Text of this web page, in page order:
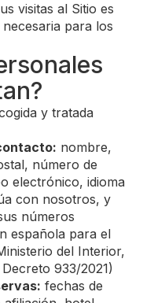
visitas al Sitio es
para los
y tratada
nombre,
número de
electrónico, idioma
con nosotros, y
números
española para el
del Interior,
933/2021)
fechas de